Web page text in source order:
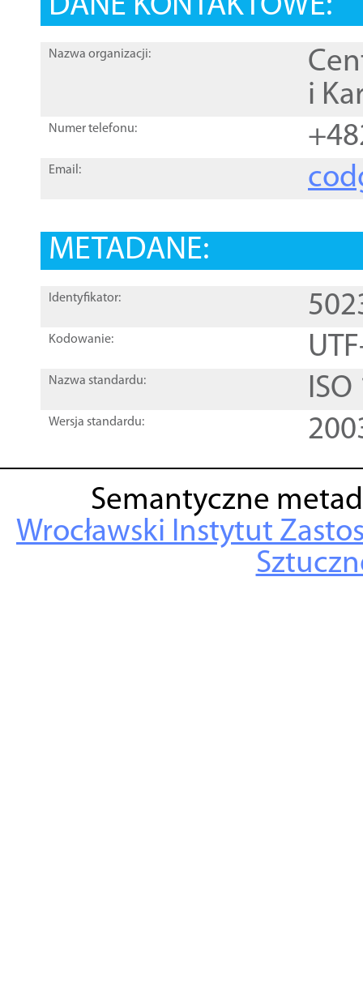
DANE KONTAKTOWE:
Nazwa organizacji:
i
Numer telefonu:
Email:
METADANE:
Identyfikator:
Kodowanie:
Nazwa standardu:
Wersja standardu:
Semantyczne
Wrocławski Instytut